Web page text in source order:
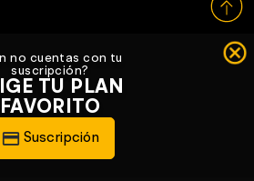
no cuentas con tu
suscripción?
TU PLAN
FAVORITO
Suscripción